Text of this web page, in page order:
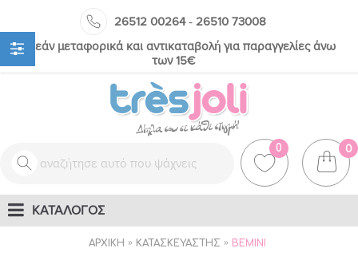
26512 00264- 26510 73008
Δωρεάν μεταφορικά και αντικαταβολή για παραγγελίες άνω
των 15€
0 0
ΚΑΤΑΛΟΓΟΣ
ΑΡΧΙΚΉ ΚΑΤΑΣΚΕΥΑΣΤΉΣ BEMINI